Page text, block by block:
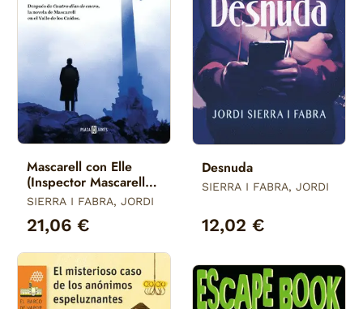
Mascarell con Elle
(Inspector Mascarell
16)
SIERRA I FABRA, JORDI
21,06 €
Desnuda
SIERRA I FABRA, JORDI
12,02 €